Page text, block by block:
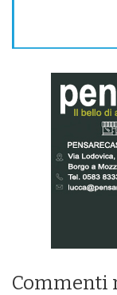
Commenti